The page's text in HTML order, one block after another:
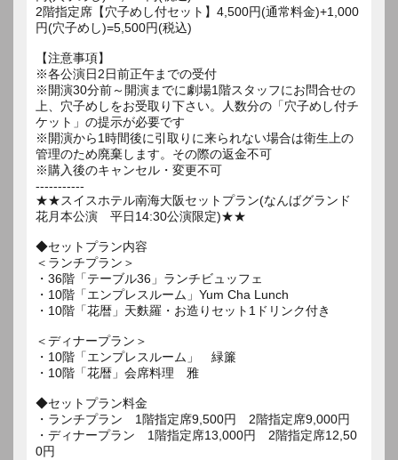
2階指定席【穴子めし付セット】4,500円(通常料金)+1,000
円(穴子めし)=5,500円(税込)
【注意事項】
※各公演日2日前正午までの受付
※開演30分前～開演までに劇場1階スタッフにお問合せの
上、穴子めしをお受取り下さい。人数分の「穴子めし付チ
ケット」の提示が必要です
※開演から1時間後に引取りに来られない場合は衛生上の
管理のため廃棄します。その際の返金不可
※購入後のキャンセル・変更不可
-----------
★★スイスホテル南海大阪セットプラン(なんばグランド
花月本公演 平日14:30公演限定)★★
◆セットプラン内容
＜ランチプラン＞
・36階「テーブル36」ランチビュッフェ
・10階「エンプレスルーム」Yum Cha Lunch
・10階「花暦」天麩羅・お造りセット1ドリンク付き
＜ディナープラン＞
・10階「エンプレスルーム」 緑簾
・10階「花暦」会席料理 雅
◆セットプラン料金
・ランチプラン 1階指定席9,500円 2階指定席9,000円
・ディナープラン 1階指定席13,000円 2階指定席12,50
0円